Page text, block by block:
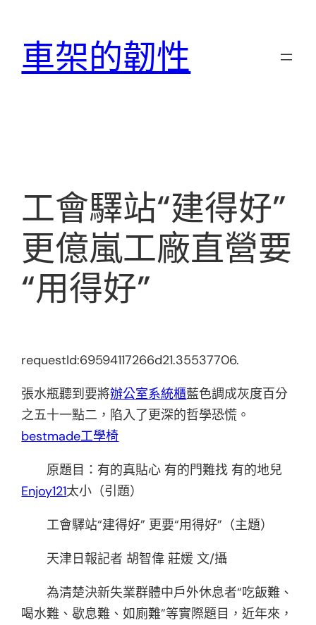
車架的韌性
工會驛站“建得好”
更億嵐工廠直營要
“用得好”
requestId:69594117266d21.35537706.
張水瓶聽到要將辦公室系統櫃藍色調成灰度百分
之五十一點二，陷入了更深的哲學恐慌。
bestmade工學椅
原題目：有的真貼心 有的門難找 有的地兒
Enjoy121太小（引題）
工會驛站“建得好” 更要“用得好”（主題）
天津日報記者 胡智偉 莊媛 文/攝
為清楚決新失業群體中戶外休息者“吃飯難、
喝水難、歇息難、如廁難”等實際題目，近年來，